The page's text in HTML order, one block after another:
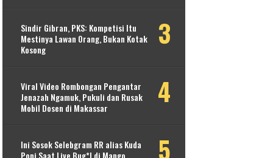
Sindir Gibran, PKS: Kompetisi Itu
Mestinya Lawan Orang, Bukan Kotak
Kosong
Viral Video Rombongan Pengantar
Jenazah Ngamuk, Pukuli dan Rusak
Mobil Dosen di Makassar
Ini Sosok Selebgram RR alias Kuda
Poni Saat Live Bug*l di Mango